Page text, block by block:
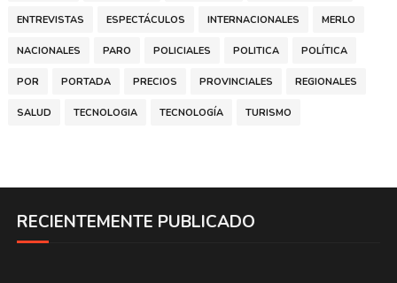
ENTREVISTAS ESPECTÁCULOS INTERNACIONALES MERLO
NACIONALES PARO POLICIALES POLITICA POLÍTICA
POR PORTADA PRECIOS PROVINCIALES REGIONALES
SALUD TECNOLOGIA TECNOLOGÍA TURISMO
RECIENTEMENTE PUBLICADO